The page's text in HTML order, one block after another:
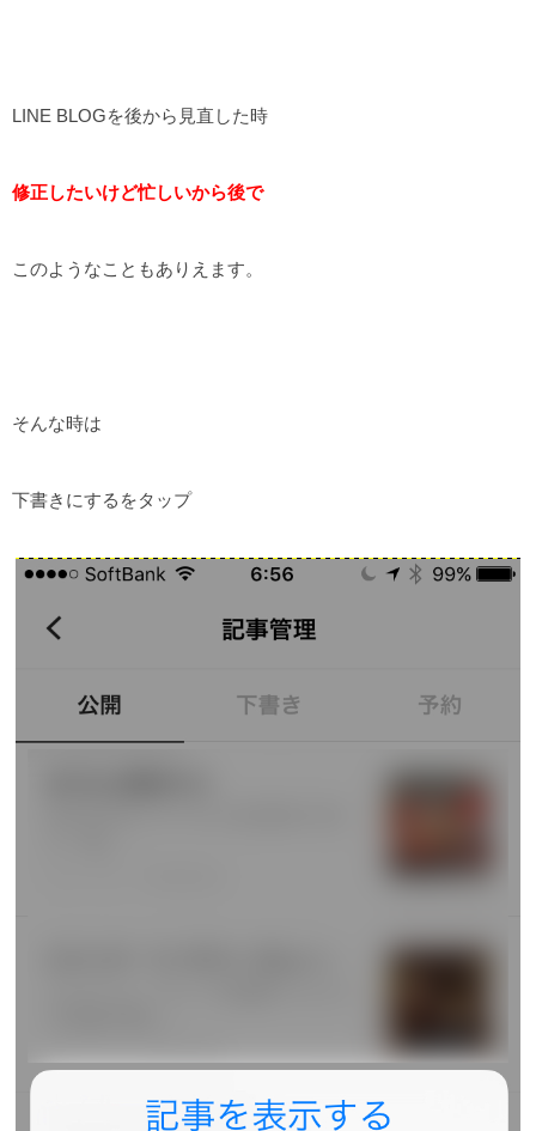
LINE BLOGを後から見直した時
修正したいけど忙しいから後で
このようなこともありえます。
そんな時は
下書きにするをタップ